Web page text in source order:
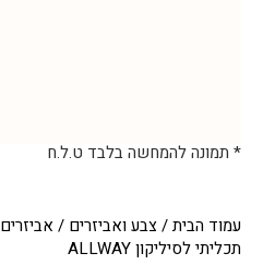
עמוד הבית/צבע ואביזרים / אביזרים
תכליתי לסיליקון ALLWAY
* תמונה להמחשה בלבד ט.ל.ח